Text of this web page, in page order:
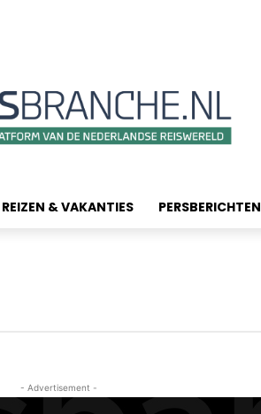
REIZEN & VAKANTIES PERSBERICHTEN
- Advertisement -